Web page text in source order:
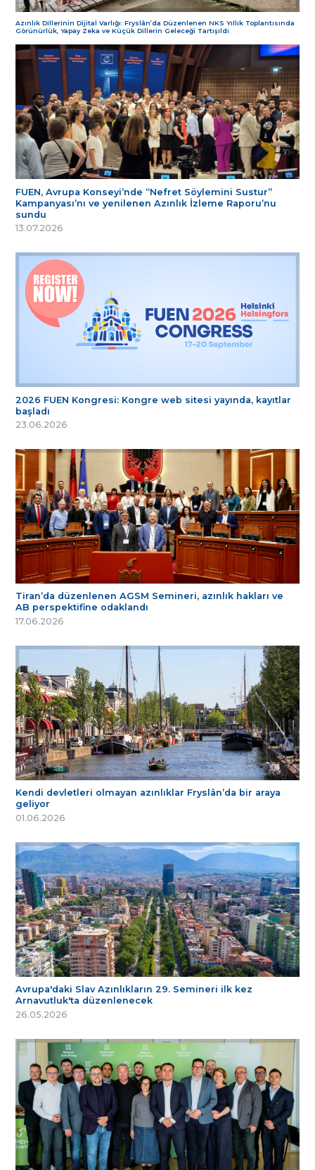
Azınlık Dillerinin Dijital Varlığı: Fryslân’da Düzenlenen NKS Yıllık Toplantısında
Görünürlük, Yapay Zeka ve Küçük Dillerin Geleceği Tartışıldı
FUEN, Avrupa Konseyi’nde “Nefret Söylemini Sustur”
Kampanyası’nı ve yenilenen Azınlık İzleme Raporu’nu
sundu
13.07.2026
2026 FUEN Kongresi: Kongre web sitesi yayında, kayıtlar
başladı
23.06.2026
Tiran’da düzenlenen AGSM Semineri, azınlık hakları ve
AB perspektifine odaklandı
17.06.2026
Kendi devletleri olmayan azınlıklar Fryslân’da bir araya
geliyor
01.06.2026
Avrupa'daki Slav Azınlıkların 29. Semineri ilk kez
Arnavutluk'ta düzenlenecek
26.05.2026